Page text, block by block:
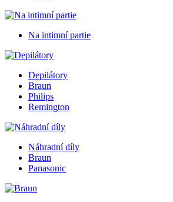
Na intimní partie
Depilátory
Braun
Philips
Remington
Náhradní díly
Braun
Panasonic